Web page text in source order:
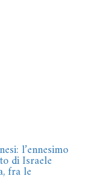
l’ennesimo
di Israele
fra le